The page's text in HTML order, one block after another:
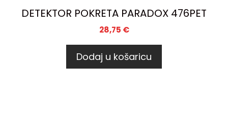
DETEKTOR POKRETA PARADOX 476PET
28,75 €
Dodaj u košaricu